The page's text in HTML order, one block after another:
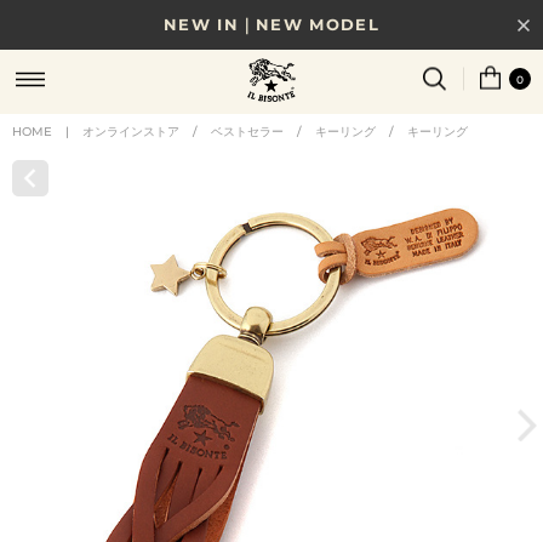
NEW IN｜NEW MODEL
8/17(月)10時まで｜税込11,000円以上で送料無料
贈る相手やシーンから選べる、新しいギフトガイド
0
HOME | オンラインストア / ベストセラー / キーリング / キーリング